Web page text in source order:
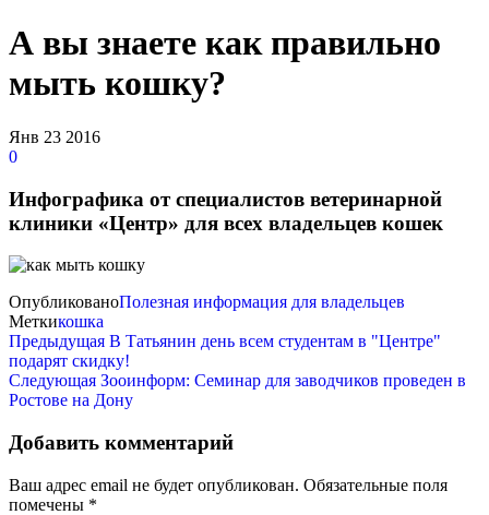
А вы знаете как правильно
мыть кошку?
Янв 23 2016
0
Инфографика от специалистов ветеринарной
клиники «Центр» для всех владельцев кошек
ОпубликованоПолезная информация для владельцев
Меткикошка
Навигация
по
записям
Предыдущая
запись
Предыдущая В Татьянин день всем студентам в "Центре"
подарят скидку!
Следующая
запись
Следующая Зооинформ: Семинар для заводчиков проведен в
Ростове на Дону
Добавить комментарий
Ваш адрес email не будет опубликован. Обязательные поля
помечены *